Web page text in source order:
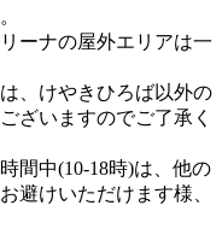
ーナの屋外エリアは一
、けやきひろば以外の
ざいますのでご了承く
間中(10-18時)は、他の
避けいただけます様、